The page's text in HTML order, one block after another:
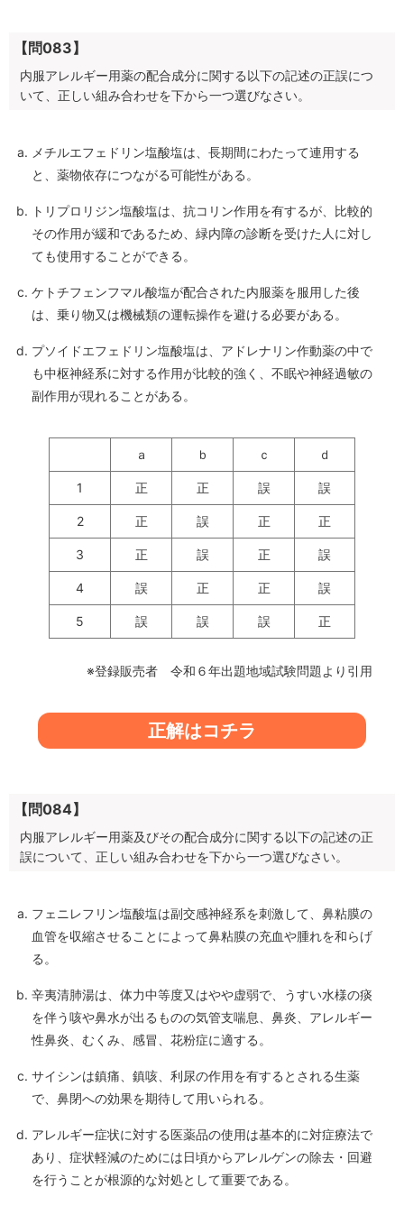
【問083】
内服アレルギー用薬の配合成分に関する以下の記述の正誤につ
いて、正しい組み合わせを下から一つ選びなさい。
メチルエフェドリン塩酸塩は、長期間にわたって連用する
と、薬物依存につながる可能性がある。
トリプロリジン塩酸塩は、抗コリン作用を有するが、比較的
その作用が緩和であるため、緑内障の診断を受けた人に対し
ても使用することができる。
ケトチフェンフマル酸塩が配合された内服薬を服用した後
は、乗り物又は機械類の運転操作を避ける必要がある。
プソイドエフェドリン塩酸塩は、アドレナリン作動薬の中で
も中枢神経系に対する作用が比較的強く、不眠や神経過敏の
副作用が現れることがある。
ａ ｂ ｃ ｄ
1 正 正 誤 誤
2 正 誤 正 正
3 正 誤 正 誤
4 誤 正 正 誤
5 誤 誤 誤 正
※登録販売者 令和６年出題地域試験問題より引用
正解はコチラ
【問084】
内服アレルギー用薬及びその配合成分に関する以下の記述の正
誤について、正しい組み合わせを下から一つ選びなさい。
フェニレフリン塩酸塩は副交感神経系を刺激して、鼻粘膜の
血管を収縮させることによって鼻粘膜の充血や腫れを和らげ
る。
辛夷清肺湯は、体力中等度又はやや虚弱で、うすい水様の痰
を伴う咳や鼻水が出るものの気管支喘息、鼻炎、アレルギー
性鼻炎、むくみ、感冒、花粉症に適する。
サイシンは鎮痛、鎮咳、利尿の作用を有するとされる生薬
で、鼻閉への効果を期待して用いられる。
アレルギー症状に対する医薬品の使用は基本的に対症療法で
あり、症状軽減のためには日頃からアレルゲンの除去・回避
を行うことが根源的な対処として重要である。